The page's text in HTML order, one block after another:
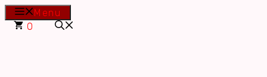
Hop
Menu
0